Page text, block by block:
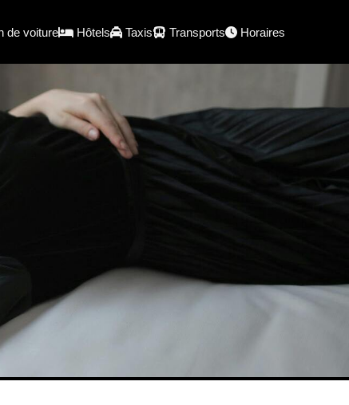
de voiture Hôtels Taxis Transports Horaires